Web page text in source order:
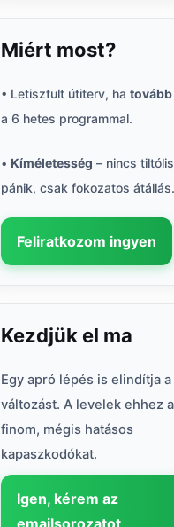
Miért most?
• Letisztult útiterv, ha tovább
a 6 hetes programmal.
• Kíméletesség – nincs
pánik, csak fokozatos átállás.
Feliratkozom ingyen
Kezdjük el ma
Egy apró lépés is elindítja a
változást. A levelek ehhez
finom, mégis hatásos
kapaszkodókat.
Igen, kérem az
emailsorozatot